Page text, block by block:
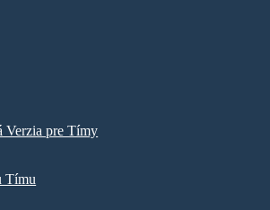
Verzia pre Tímy
Tímu